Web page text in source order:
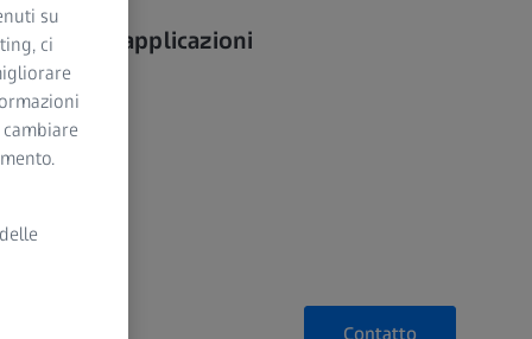
diverse applicazioni
Contatto
su
ci